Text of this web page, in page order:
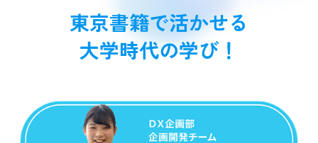
東京書籍で活かせる
大学時代の学び！